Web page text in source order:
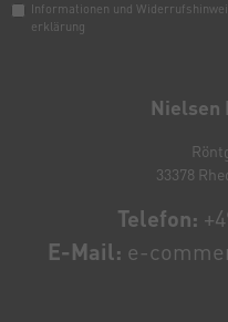
Nielsen
33378
Telefon:
E-Mail: e-
Informationen und
erklärung